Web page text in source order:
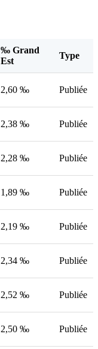
‰ Grand
Est
Type
2,60 ‰ Publiée
2,38 ‰ Publiée
2,28 ‰ Publiée
1,89 ‰ Publiée
2,19 ‰ Publiée
2,34 ‰ Publiée
2,52 ‰ Publiée
2,50 ‰ Publiée